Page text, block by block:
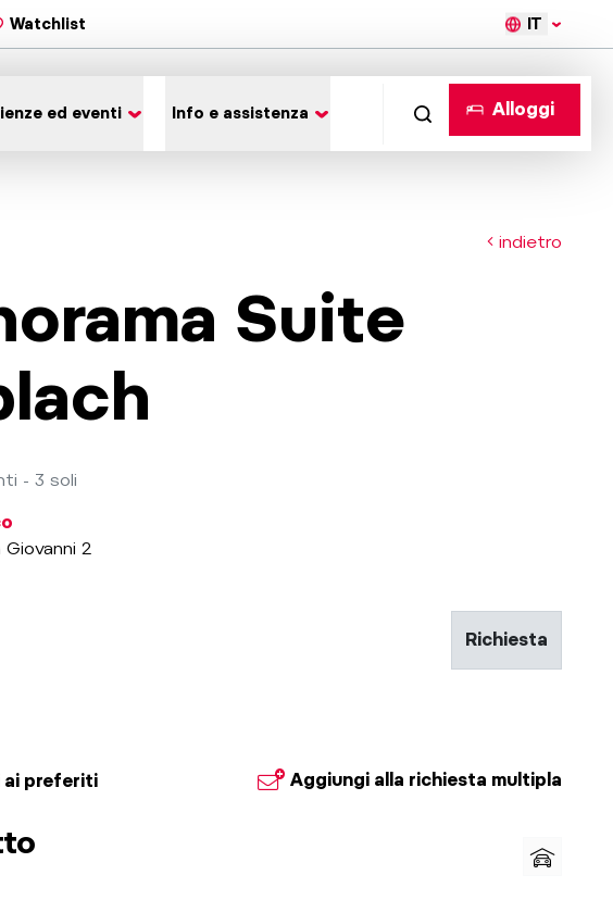
Watchlist IT
ed eventi Info e assistenza Alloggi
indietro
Suite
- 3 soli
Giovanni 2
Richiesta
Aggiungi alla richiesta multipla
ai preferiti